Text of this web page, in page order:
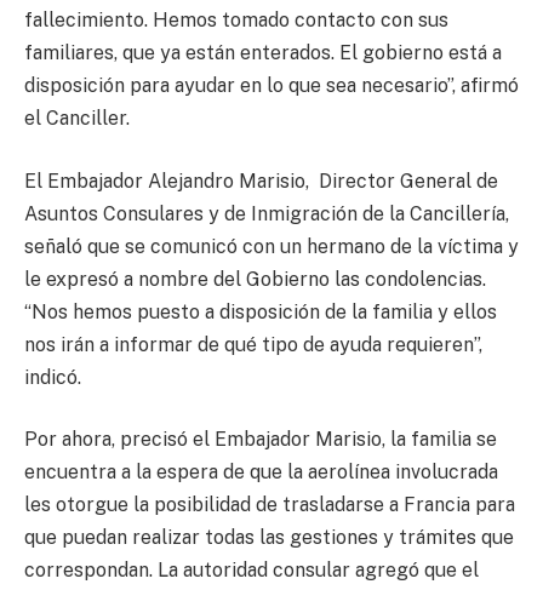
fallecimiento. Hemos tomado contacto con sus
familiares, que ya están enterados. El gobierno está a
disposición para ayudar en lo que sea necesario”, afirmó
el Canciller.
El Embajador Alejandro Marisio, Director General de
Asuntos Consulares y de Inmigración de la Cancillería,
señaló que se comunicó con un hermano de la víctima y
le expresó a nombre del Gobierno las condolencias.
“Nos hemos puesto a disposición de la familia y ellos
nos irán a informar de qué tipo de ayuda requieren”,
indicó.
Por ahora, precisó el Embajador Marisio, la familia se
encuentra a la espera de que la aerolínea involucrada
les otorgue la posibilidad de trasladarse a Francia para
que puedan realizar todas las gestiones y trámites que
correspondan. La autoridad consular agregó que el